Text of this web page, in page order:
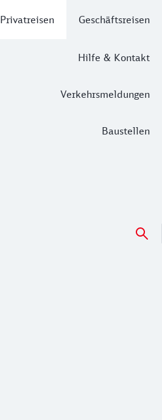
Privatreisen Geschäftsreisen
Hilfe & Kontakt
Verkehrsmeldungen
Baustellen